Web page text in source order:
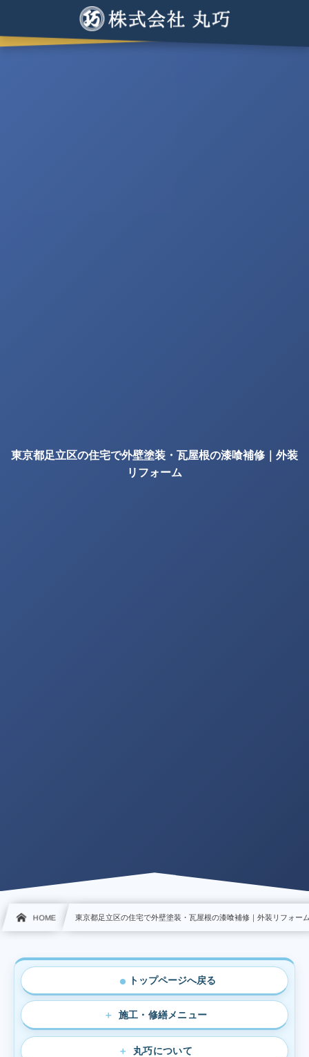
東京都足立区の住宅で外壁塗装・瓦屋根の漆喰補修｜外装
リフォーム
HOME 東京都足立区の住宅で外壁塗装・瓦屋根の漆喰補修｜外装リフォー
● トップページへ戻る
施工・修繕メニュー
丸巧について